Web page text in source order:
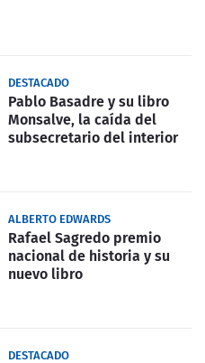
DESTACADO
Pablo Basadre y su libro
Monsalve, la caída del
subsecretario del interior
ALBERTO EDWARDS
Rafael Sagredo premio
nacional de historia y su
nuevo libro
DESTACADO